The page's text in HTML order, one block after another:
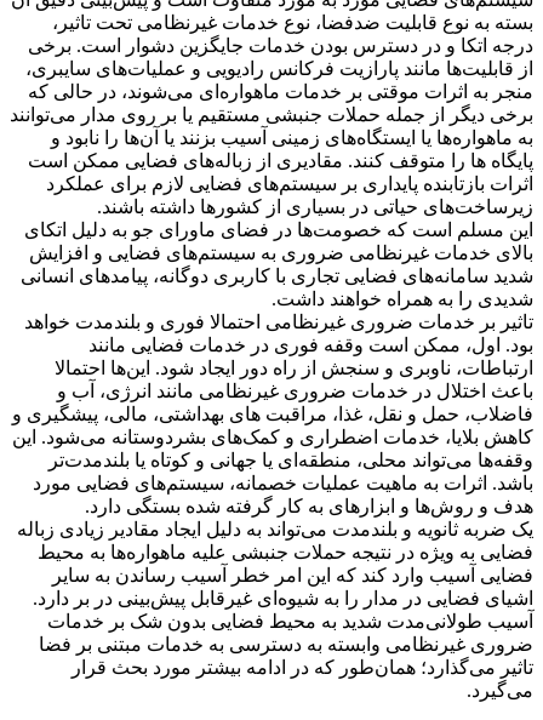
بسته به نوع قابلیت ضدفضا، نوع خدمات غیرنظامی تحت تاثیر،
درجه اتکا و در دسترس بودن خدمات جایگزین دشوار است. برخی
از قابلیت‌ها مانند پارازیت فرکانس رادیویی و عملیات‌های سایبری،
منجر به اثرات موقتی بر خدمات ماهواره‌ای می‌شوند، در حالی که
برخی دیگر از جمله حملات جنبشی مستقیم یا بر روی مدار می‌توانند
به ماهواره‌ها یا ایستگاه‌های زمینی آسیب بزنند یا آن‌ها را نابود و
پایگاه ها را متوقف کنند. مقادیری از زباله‌های فضایی ممکن است
اثرات بازتابنده پایداری بر سیستم‌های فضایی لازم برای عملکرد
زیرساخت‌های حیاتی در بسیاری از کشورها داشته باشند.
این مسلم است که خصومت‌ها در فضای ماورای جو به دلیل اتکای
بالای خدمات غیرنظامی ضروری به سیستم‌های فضایی و افزایش
شدید سامانه‌های فضایی تجاری با کاربری دوگانه، پیامدهای انسانی
شدیدی را به همراه خواهند داشت.
تاثیر بر خدمات ضروری غیرنظامی احتمالا فوری و بلندمدت خواهد
بود. اول، ممکن است وقفه فوری در خدمات فضایی مانند
ارتباطات، ناوبری و سنجش از راه دور ایجاد شود. این‌ها احتمالا
باعث اختلال در خدمات ضروری غیرنظامی مانند انرژی، آب و
فاضلاب، حمل و نقل، غذا، مراقبت های بهداشتی، مالی، پیشگیری و
کاهش بلایا، خدمات اضطراری و کمک‌های بشردوستانه می‌شود. این
وقفه‌ها می‌تواند محلی، منطقه‌ای یا جهانی و کوتاه یا بلند‌مدت‌تر
باشد. اثرات به ماهیت عملیات خصمانه، سیستم‌های فضایی مورد
هدف و روش‌ها و ابزارهای به کار گرفته شده بستگی دارد.
یک ضربه ثانویه و بلندمدت می‌تواند به دلیل ایجاد مقادیر زیادی زباله
فضایی به ویژه در نتیجه حملات جنبشی علیه ماهواره‌ها به محیط
فضایی آسیب وارد کند که این امر خطر آسیب رساندن به سایر
اشیای فضایی در مدار را به شیوه‌ای غیرقابل پیش‌بینی در بر دارد.
آسیب طولانی‌مدت شدید به محیط فضایی بدون شک بر خدمات
ضروری غیرنظامی وابسته به دسترسی به خدمات مبتنی بر فضا
تاثیر می‌گذارد؛ همان‌طور که در ادامه بیشتر مورد بحث قرار
می‌گیرد.